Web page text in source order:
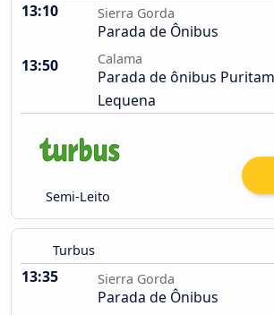
13:10 Sierra Gorda
Parada de Ônibus
13:50
Calama
Parada de ônibus
Lequena
Semi-Leito
Turbus
13:35 Sierra Gorda
Parada de Ônibus